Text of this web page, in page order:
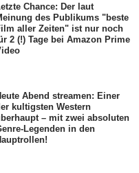
Chance: Der laut
des Publikums "beste
aller Zeiten" ist nur noch
2 (!) Tage bei Amazon Prime
Abend streamen: Einer
kultigsten Western
– mit zwei absoluten
Legenden in den